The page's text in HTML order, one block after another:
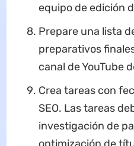
equipo de edición
Prepare una lista
preparativos
canal de YouTube
Crea tareas con
SEO. Las tareas
investigación de